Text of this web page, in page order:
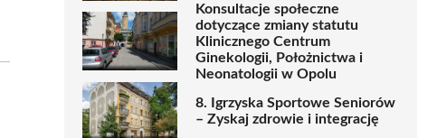
Konsultacje społeczne
dotyczące zmiany statutu
Klinicznego Centrum
Ginekologii, Położnictwa i
Neonatologii w Opolu
8. Igrzyska Sportowe Seniorów
– Zyskaj zdrowie i integrację